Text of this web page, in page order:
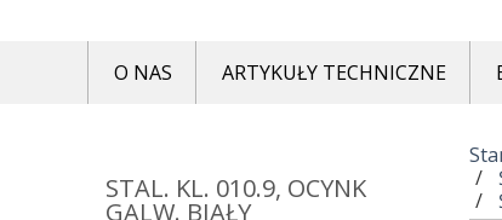
O NAS ARTYKUŁY TECHNICZNE
STAL. KL. 010.9, OCYNK
GALW. BIAŁY